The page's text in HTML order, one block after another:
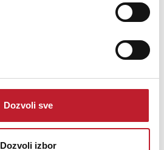
Dozvoli sve
Dozvoli izbor
PROVJERITE DOSTUPNOST